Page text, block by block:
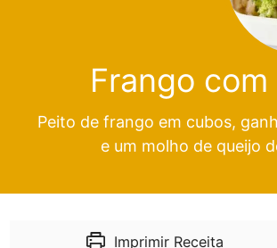
Frango
Peito de frango em cubos,
e um molho de queijo
Imprimir Receita